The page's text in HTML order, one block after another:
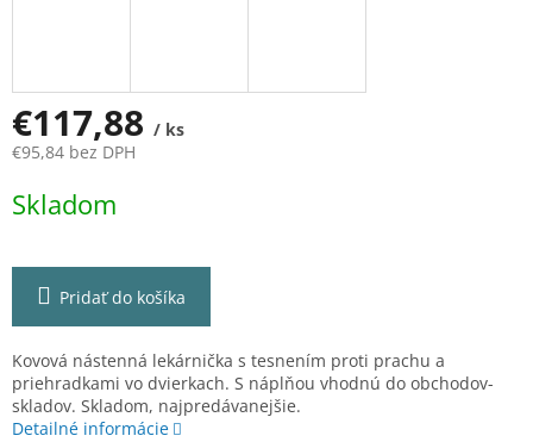
€117,88 / ks
€95,84 bez DPH
cena:
Skladom
Pridať do košíka
Kovová nástenná lekárnička s tesnením proti prachu a
priehradkami vo dvierkach. S náplňou vhodnú do obchodov-
skladov. Skladom, najpredávanejšie.
Detailné informácie